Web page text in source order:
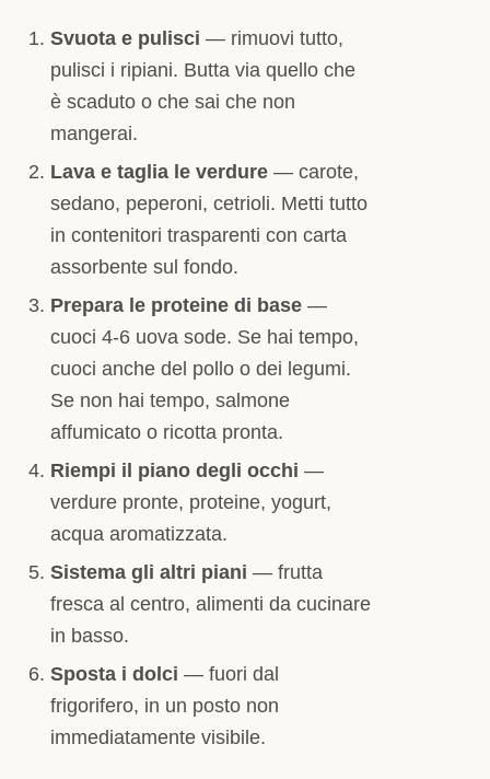
Svuota e pulisci — rimuovi tutto,
pulisci i ripiani. Butta via quello che
è scaduto o che sai che non
mangerai.
Lava e taglia le verdure — carote,
sedano, peperoni, cetrioli. Metti tutto
in contenitori trasparenti con carta
assorbente sul fondo.
Prepara le proteine di base —
cuoci 4-6 uova sode. Se hai tempo,
cuoci anche del pollo o dei legumi.
Se non hai tempo, salmone
affumicato o ricotta pronta.
Riempi il piano degli occhi —
verdure pronte, proteine, yogurt,
acqua aromatizzata.
Sistema gli altri piani — frutta
fresca al centro, alimenti da cucinare
in basso.
Sposta i dolci — fuori dal
frigorifero, in un posto non
immediatamente visibile.